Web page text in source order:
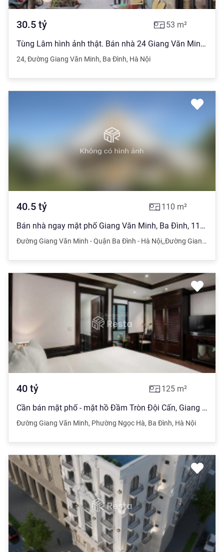
30.5 tỷ 53 m²
Tùng Lâm hình ảnh thật. Bán nhà 24 Giang Văn Minh, mặt tiền + vỉa hè 16m, giá mềm
24, Đường Giang Văn Minh, Ba Đình, Hà Nội
40.5 tỷ 110 m²
Bán nhà ngay mặt phố Giang Văn Minh, Ba Đình, 110m2 x 8 tầng, mặt tiền 5m, giá 40 tỷ hơn!!!
Đường Giang Văn Minh - Quận Ba Đình - Hà Nội,,Đường Giang Văn Minh - Quận Ba Đình - Hà Nội
40 tỷ 125 m²
Cần bán mặt phố - mặt hồ Đầm Tròn Đội Cấn, Giang Văn Minh DT 125m2 x 5 tầng MT 7,5m, thang máy
Đường Giang Văn Minh, Phường Ngọc Hà, Ba Đình, Hà Nội